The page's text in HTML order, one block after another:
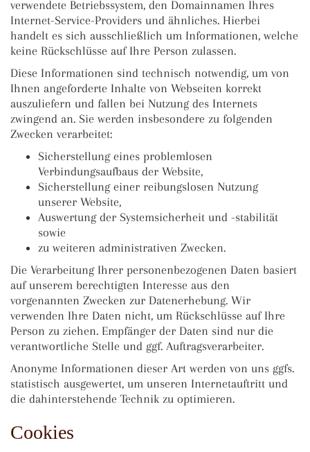
verwendete Betriebssystem, den Domainnamen Ihres
Internet-Service-Providers und ähnliches. Hierbei
handelt es sich ausschließlich um Informationen, welche
keine Rückschlüsse auf Ihre Person zulassen.
Diese Informationen sind technisch notwendig, um von
Ihnen angeforderte Inhalte von Webseiten korrekt
auszuliefern und fallen bei Nutzung des Internets
zwingend an. Sie werden insbesondere zu folgenden
Zwecken verarbeitet:
Sicherstellung eines problemlosen
Verbindungsaufbaus der Website,
Sicherstellung einer reibungslosen Nutzung
unserer Website,
Auswertung der Systemsicherheit und -stabilität
sowie
zu weiteren administrativen Zwecken.
Die Verarbeitung Ihrer personenbezogenen Daten basiert
auf unserem berechtigten Interesse aus den
vorgenannten Zwecken zur Datenerhebung. Wir
verwenden Ihre Daten nicht, um Rückschlüsse auf Ihre
Person zu ziehen. Empfänger der Daten sind nur die
verantwortliche Stelle und ggf. Auftragsverarbeiter.
Anonyme Informationen dieser Art werden von uns ggfs.
statistisch ausgewertet, um unseren Internetauftritt und
die dahinterstehende Technik zu optimieren.
Cookies